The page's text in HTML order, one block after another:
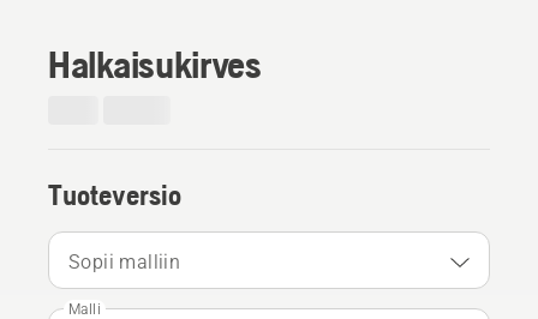
Halkaisukirves
Tuoteversio
Sopii malliin
Malli